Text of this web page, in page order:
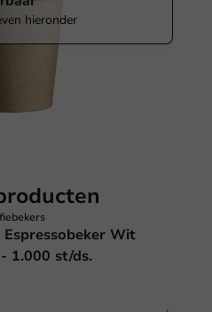
hieronder
Wit
1.000 st/ds.